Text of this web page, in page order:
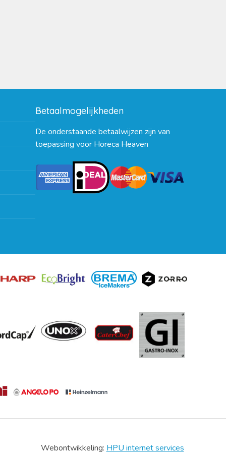
Betaalmogelijkheden
De onderstaande betaalwijzen zijn van
toepassing voor Horeca Heaven
Webontwikkeling: HPU internet services